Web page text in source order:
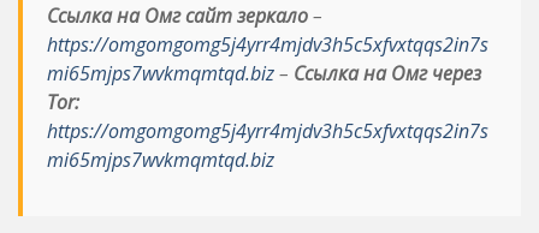
Ссылка на Омг сайт зеркало–
https://omgomgomg5j4yrr4mjdv3h5c5xfvxtqqs2in7s
mi65mjps7wvkmqmtqd.biz– Ссылка на Омг через
Tor:
https://omgomgomg5j4yrr4mjdv3h5c5xfvxtqqs2in7s
mi65mjps7wvkmqmtqd.biz